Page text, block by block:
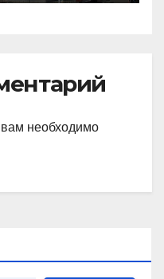
необходимо